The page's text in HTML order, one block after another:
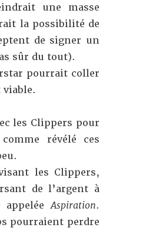
une masse
la possibilité de
de signer un
sûr du tout).
pourrait coller
les Clippers pour
comme révélé ces
les Clippers,
de l’argent à
appeléeAspiration.
pourraient perdre